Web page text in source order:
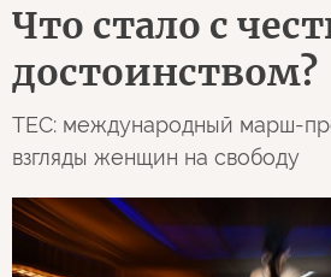
Что стало с
достоинством?
TEC: международный марш-
взгляды женщин на свободу